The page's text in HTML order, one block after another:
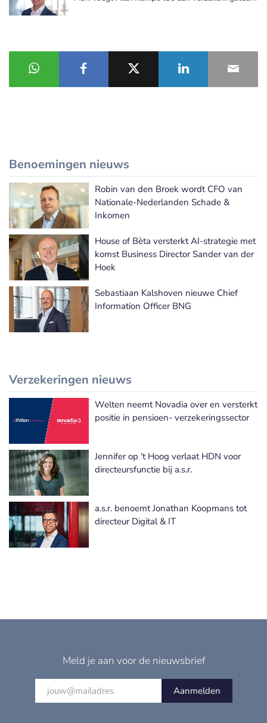
Benoemingen nieuws
Meer Benoemingen nieuws
Robin van den Broek wordt CFO van
Nationale-Nederlanden Schade &
Inkomen
House of Bèta versterkt AI-strategie met
komst Business Director Sander van der
Hoek
Sebastiaan Kalshoven nieuwe Chief
Information Officer BNG
Verzekeringen nieuws
Meer Verzekeringen nieuws
Welten neemt Novadia over en versterkt
positie in pensioen- verzekeringssector
Jennifer op ‘t Hoog verlaat HDN voor
directeursfunctie bij a.s.r.
a.s.r. benoemt Jonathan Koopmans tot
directeur Digital & IT
Meld je aan voor de nieuwsbrief
Aanmelden